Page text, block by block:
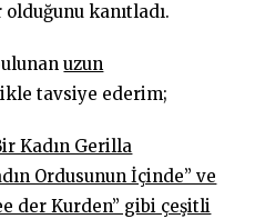
kanıtladı.
uzun
tavsiye ederim;
Kadın Gerilla
Ordusunun İçinde” ve
der Kurden” gibi çeşitli